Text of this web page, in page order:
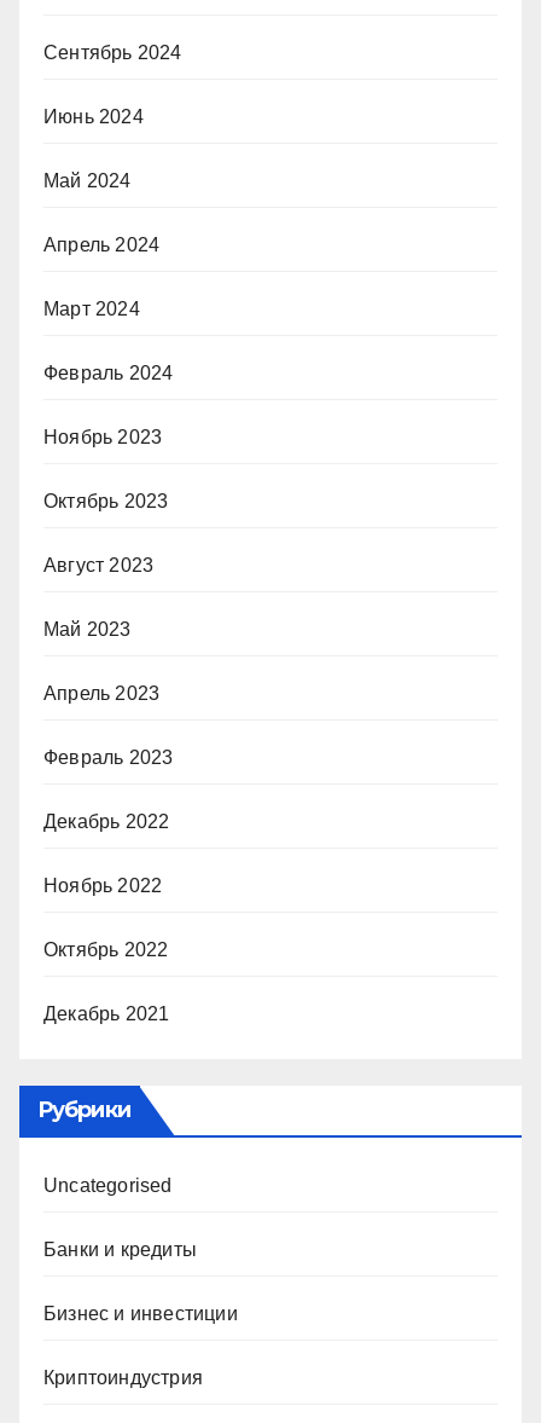
Сентябрь 2024
Июнь 2024
Май 2024
Апрель 2024
Март 2024
Февраль 2024
Ноябрь 2023
Октябрь 2023
Август 2023
Май 2023
Апрель 2023
Февраль 2023
Декабрь 2022
Ноябрь 2022
Октябрь 2022
Декабрь 2021
Рубрики
Uncategorised
Банки и кредиты
Бизнес и инвестиции
Криптоиндустрия